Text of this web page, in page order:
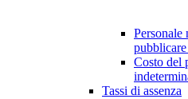
Personale
Costo del
Tassi di assenza